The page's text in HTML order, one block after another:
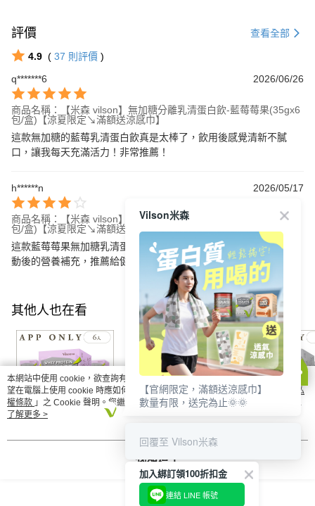
評價 查看全部
4.9 ( 37 則評價 )
q*******6
2026/06/26
商品名稱：【米森 vilson】無加糖分離乳清蛋白飲-藍莓莓果(35gx6
包/盒)【涼夏限定↘滿額送涼感巾】
這款無加糖的藍莓乳清蛋白飲真是太棒了，飲用後感覺清新不膩
口，讓我每天充滿活力！非常推薦！
h******n 2026/05/17
商品名稱：【米森 vilson】無加糖分離乳清蛋白飲-藍莓莓果(35gx6
包/盒)【涼夏限定↘滿額送涼感巾】
這款藍莓莓果無加糖乳清蛋白飲味道清新，口感順滑，適合作為運
動後的營養補充，推薦給健康愛好者。
其他人也在看
【米森 vilson】無加糖
【米森 vilson】無加糖
莓果六入組【APP限定
－免運】◆
NT$5,400
NT$7,200
【米森 vilson】
(20gx8包/盒)六
【APP限定－免
NT$2,607
NT$3,300
本網站中使用 cookie，欲查詢有關本網站使用 cookie 方式之詳情，及若您不希
望在電腦上使用 cookie 時應如何變更電腦的 cookie 設定，請參閱本網站「
隱私
權條款 」之 Cookie 聲明。您繼續使用本網站即表示您同意本公司得按本網站使
用條款之 Cookie 聲明使用 cookie。
了解更多 >
我知道了
Vilson米森
【官網限定，滿額送涼感巾】
數量有限，送完為止🌞🌞
回覆至 Vilson米森
加入綁訂領100折扣金
連結 LINE 帳號